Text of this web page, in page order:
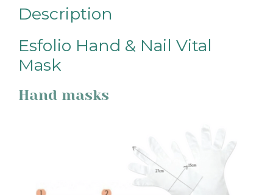
Description
Esfolio Hand & Nail Vital
Mask
Hand masks